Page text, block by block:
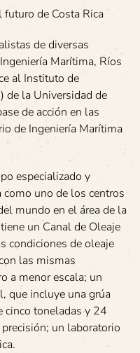
de Costa Rica
de diversas
Marítima, Ríos
al Instituto de
) de la Universidad de
de acción en las
de Ingeniería Marítima
especializado y
uno de los centros
mundo en el área de la
un Canal de Oleaje
condiciones de oleaje
las mismas
a menor escala; un
que incluye una grúa
cinco toneladas y 24
un laboratorio